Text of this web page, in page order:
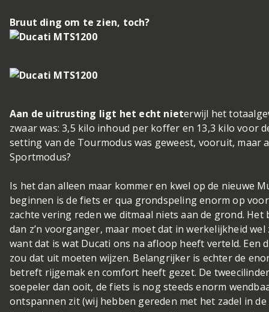
Bruut ding om te zien, toch?
Aan de uitrusting ligt het echt nieterwijl het
zwaar was: 3,5 kilo inhoud per koffer en 13,3 kilo voor
setting van de Tourmodus was geweest, vooruit, maar
Sportmodus?
Is het dan alleen maar kommer en kwel op de nieuwe
beginnen is de fiets er qua grondspeling enorm op
zachte vering reden we ditmaal niets aan de grond.
dan z’n voorganger, maar moet dat in werkelijkheid wel
want dat is wat Ducati ons na afloop heeft verteld. Een
zou dat uit moeten wijzen. Belangrijker is echter de
betreft rijgemak en comfort heeft gezet. De
soepeler dan ooit, de fiets is nog steeds enorm
ontspannen zit (wij hebben gereden met het zadel in